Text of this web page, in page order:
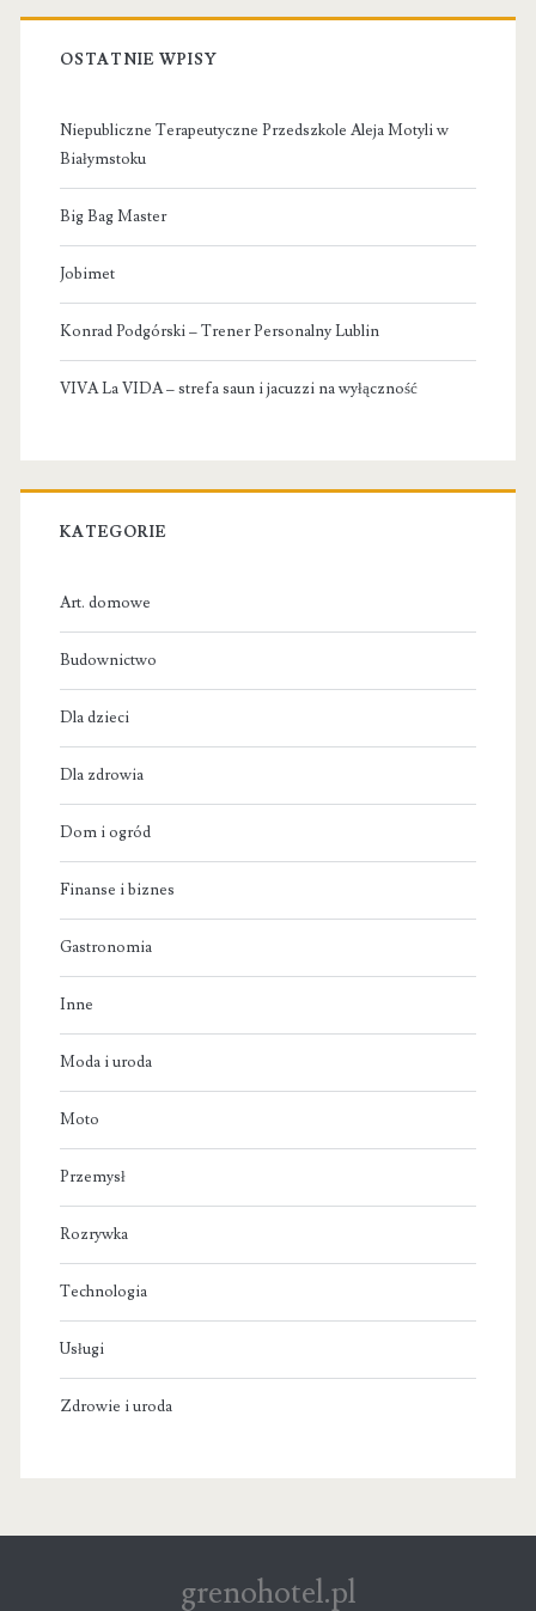
OSTATNIE WPISY
Niepubliczne Terapeutyczne Przedszkole Aleja Motyli w
Białymstoku
Big Bag Master
Jobimet
Konrad Podgórski – Trener Personalny Lublin
VIVA La VIDA – strefa saun i jacuzzi na wyłączność
KATEGORIE
Art. domowe
Budownictwo
Dla dzieci
Dla zdrowia
Dom i ogród
Finanse i biznes
Gastronomia
Inne
Moda i uroda
Moto
Przemysł
Rozrywka
Technologia
Usługi
Zdrowie i uroda
grenohotel.pl